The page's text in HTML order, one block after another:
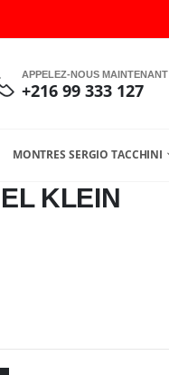
APPELEZ-NOUS MAINTENANT
+216 99 333 127
MONTRES SERGIO TACCHINI
KLEIN